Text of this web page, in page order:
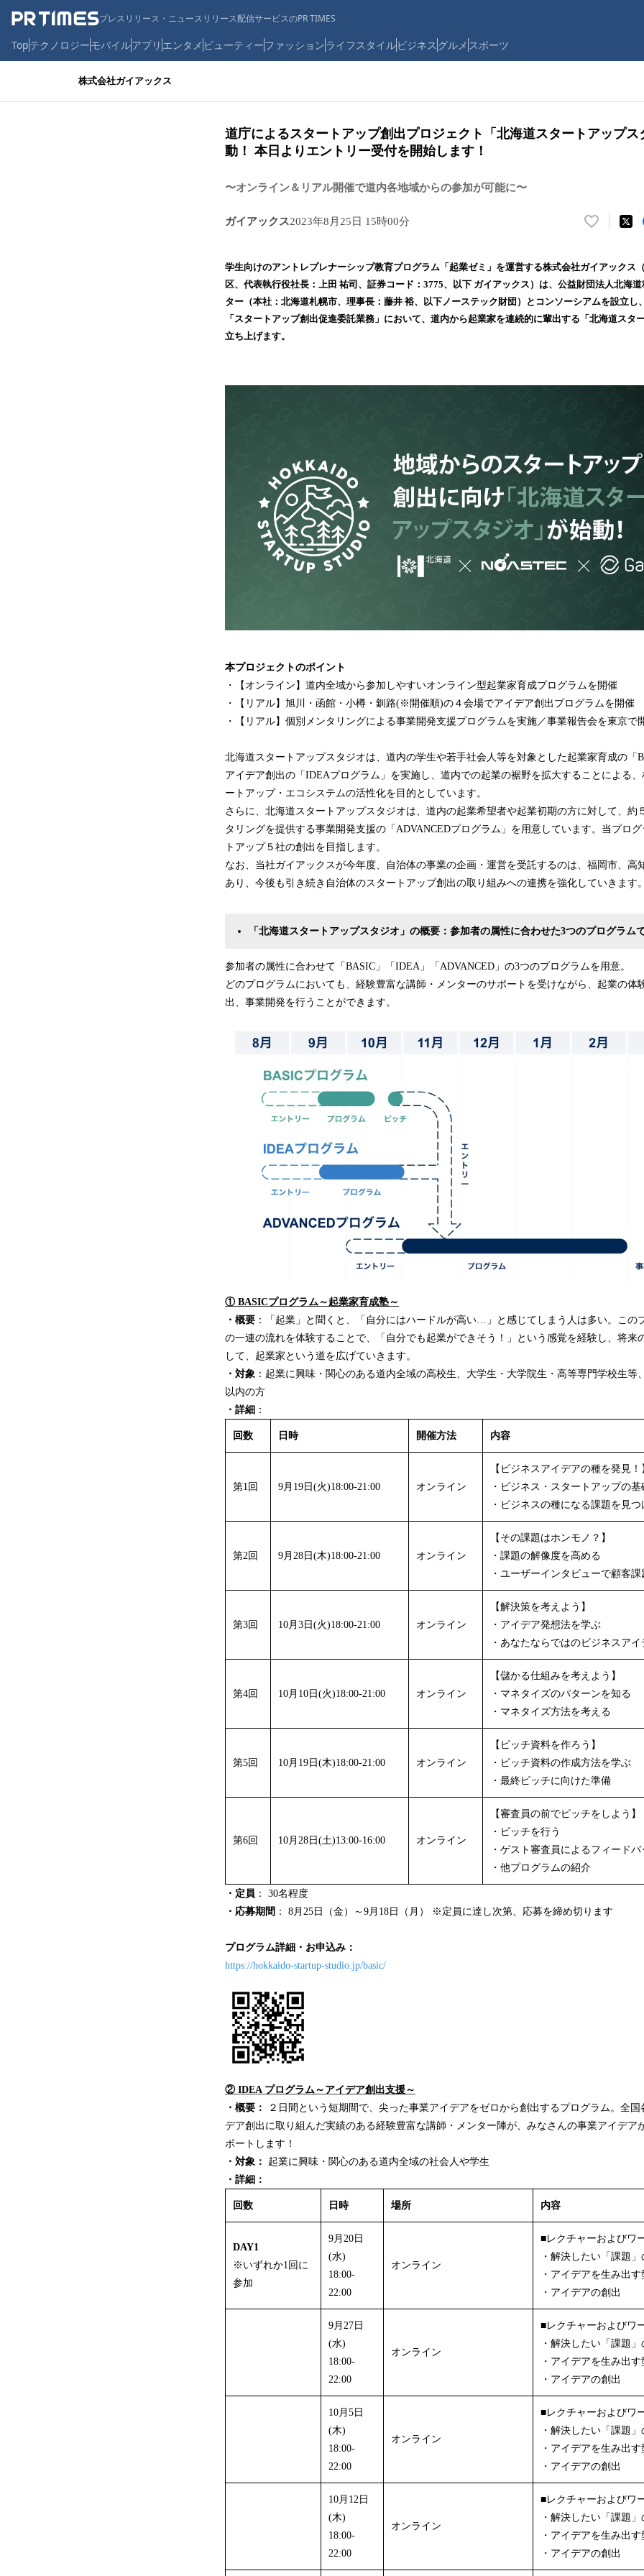
プレスリリース・ニュースリリース配信サービスのPR TIMES
Topテクノロジーモバイルアプリ エンタメ ビューティーファッションライフスタイルビジネス グルメ スポーツ
株式会社ガイアックス
道庁によるスタートアップ創出プロジェクト「北海道スタートアップス
動！ 本日よりエントリー受付を開始します！
〜オンライン＆リアル開催で道内各地域からの参加が可能に〜
ガイアックス2023年8月25日 15時00分
い
！
数
を
読
学生向けのアントレプレナーシップ教育プログラム「起業ゼミ」を運営する株式会社ガイアックス
区、代表執行役社長：上田 祐司、証券コード：3775、以下 ガイアックス）は、公益財団法人北海
ター（本社：北海道札幌市、理事長：藤井 裕、以下ノーステック財団）とコンソーシアムを設立し
「スタートアップ創出促進委託業務」において、道内から起業家を連続的に輩出する「北海道スタ
立ち上げます。
本プロジェクトのポイント
・【オンライン】道内全域から参加しやすいオンライン型起業家育成プログラムを開催
・【リアル】旭川・函館・小樽・釧路(※開催順)の４会場でアイデア創出プログラムを開催
・【リアル】個別メンタリングによる事業開発支援プログラムを実施／事業報告会を東京で
北海道スタートアップスタジオは、道内の学生や若手社会人等を対象とした起業家育成の「
アイデア創出の「IDEAプログラム」を実施し、道内での起業の裾野を拡大することによる
ートアップ・エコシステムの活性化を目的としています。
さらに、北海道スタートアップスタジオは、道内の起業希望者や起業初期の方に対して、約
タリングを提供する事業開発支援の「ADVANCEDプログラム」を用意しています。当プロ
トアップ５社の創出を目指します。
なお、当社ガイアックスが今年度、自治体の事業の企画・運営を受託するのは、福岡市、高
あり、今後も引き続き自治体のスタートアップ創出の取り組みへの連携を強化していきます。
「北海道スタートアップスタジオ」の概要：参加者の属性に合わせた3つのプログラム
参加者の属性に合わせて「BASIC」「IDEA」「ADVANCED」の3つのプログラムを用意。
どのプログラムにおいても、経験豊富な講師・メンターのサポートを受けながら、起業の体
出、事業開発を行うことができます。
① BASICプログラム～起業家育成塾～
・概要 ：「起業」と聞くと、「自分にはハードルが高い…」と感じてしまう人は多い。この
の一連の流れを体験することで、「自分でも起業ができそう！」という感覚を経験し、将来
して、起業家という道を広げていきます。
・対象 ：起業に興味・関心のある道内全域の高校生、大学生・大学院生・高等専門学校生等
以内の方
・詳細 ：
回数 日時 開催方法 内容
第1回 9月19日(火)18:00-21:00 オンライン
【ビジネスアイデアの種を発見！
・ビジネス・スタートアップの
・ビジネスの種になる課題を見つ
第2回 9月28日(木)18:00-21:00 オンライン
【その課題はホンモノ？】
・課題の解像度を高める
・ユーザーインタビューで顧客課
第3回 10月3日(火)18:00-21:00 オンライン
【解決策を考えよう】
・アイデア発想法を学ぶ
・あなたならではのビジネスアイ
第4回 10月10日(火)18:00-21:00 オンライン
【儲かる仕組みを考えよう】
・マネタイズのパターンを知る
・マネタイズ方法を考える
第5回 10月19日(木)18:00-21:00 オンライン
【ピッチ資料を作ろう】
・ピッチ資料の作成方法を学ぶ
・最終ピッチに向けた準備
第6回 10月28日(土)13:00-16:00 オンライン
【審査員の前でピッチをしよう】
・ピッチを行う
・ゲスト審査員によるフィードバ
・他プログラムの紹介
・定員 ： 30名程度
・応募期間 ： 8月25日（金）～9月18日（月） ※定員に達し次第、応募を締め切ります
プログラム詳細・お申込み：
https://hokkaido-startup-studio.jp/basic/
② IDEA プログラム～アイデア創出支援～
・概要：
２日間という短期間で、尖った事業アイデアをゼロから創出するプログラム。全国
デア創出に取り組んだ実績のある経験豊富な講師・メンター陣が、みなさんの事業アイデア
ポートします！
・対象：
起業に興味・関心のある道内全域の社会人や学生
・詳細：
回数 日時 場所 内容
DAY1
※いずれか1回に
参加
9月20日
(水)
18:00-
22:00
オンライン
■レクチャーおよびワ
・解決したい「課題
・アイデアを生み出
・アイデアの創出
9月27日
(水)
18:00-
22:00
オンライン
■レクチャーおよびワ
・解決したい「課題
・アイデアを生み出
・アイデアの創出
10月5日
(木)
18:00-
22:00
オンライン
■レクチャーおよびワ
・解決したい「課題
・アイデアを生み出
・アイデアの創出
10月12日
(木)
18:00-
22:00
オンライン
■レクチャーおよびワ
・解決したい「課題
・アイデアを生み出
・アイデアの創出